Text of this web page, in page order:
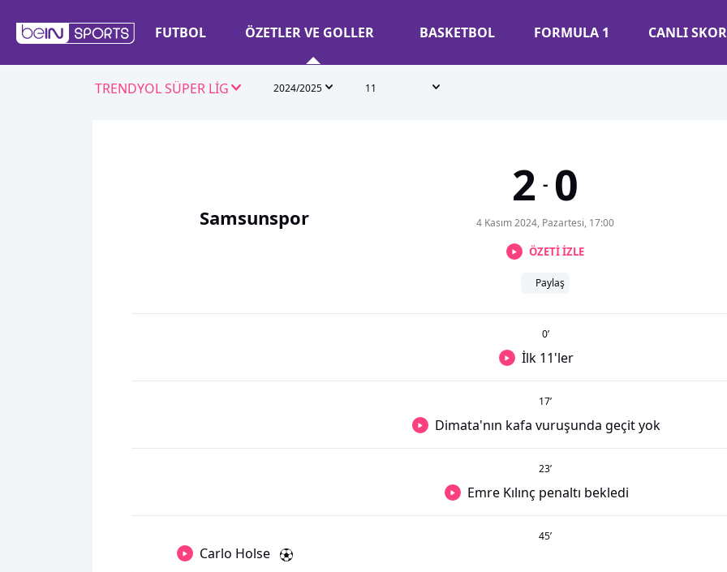
FUTBOL ÖZETLER VE GOLLER BASKETBOL FORMULA 1 CANLI SKOR
TRENDYOL SÜPER LİG 2024/2025 11
Samsunspor
2 - 0
4 Kasım 2024, Pazartesi, 17:00
ÖZETİ İZLE
Paylaş
0’
İlk 11'ler
17’
Dimata'nın kafa vuruşunda geçit yok
23’
Emre Kılınç penaltı bekledi
45’
Carlo Holse